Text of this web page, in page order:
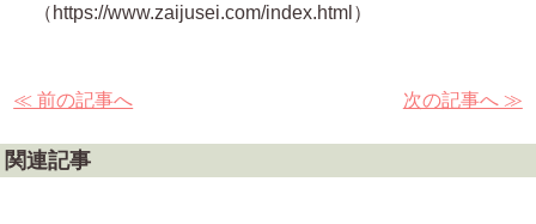
（https://www.zaijusei.com/index.html）
≪ 前の記事へ 次の記事へ ≫
関連記事